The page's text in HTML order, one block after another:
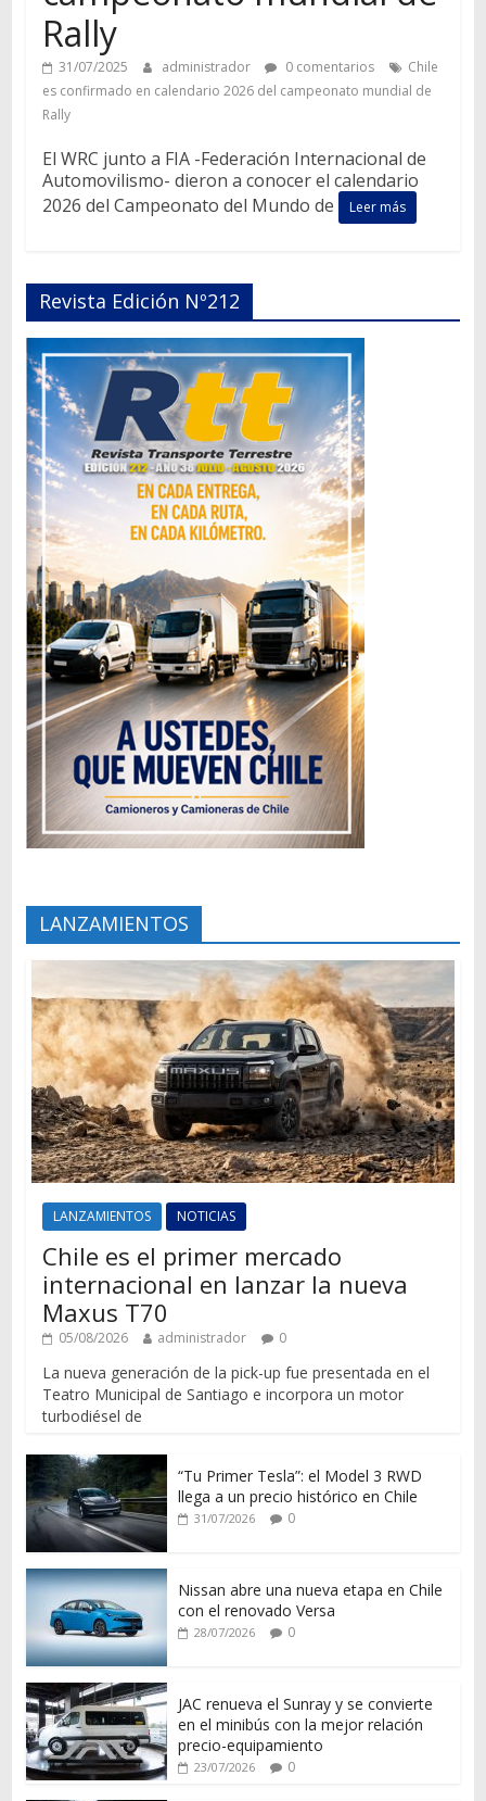
Rally
31/07/2025 administrador 0 comentarios
Chile
es confirmado en calendario 2026 del campeonato mundial de
Rally
El WRC junto a FIA -Federación Internacional de
Automovilismo- dieron a conocer el calendario
2026 del Campeonato del Mundo de
Leer más
Revista Edición Nº212
LANZAMIENTOS
LANZAMIENTOS NOTICIAS
Chile es el primer mercado
internacional en lanzar la nueva
Maxus T70
05/08/2026 administrador 0
La nueva generación de la pick-up fue presentada en el
Teatro Municipal de Santiago e incorpora un motor
turbodiésel de
“Tu Primer Tesla”: el Model 3 RWD
llega a un precio histórico en Chile
31/07/2026 0
Nissan abre una nueva etapa en Chile
con el renovado Versa
28/07/2026 0
JAC renueva el Sunray y se convierte
en el minibús con la mejor relación
precio-equipamiento
23/07/2026 0